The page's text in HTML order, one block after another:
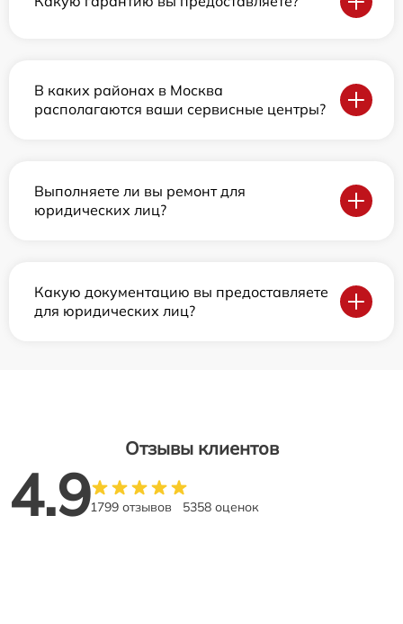
В каких районах в Москва
располагаются ваши сервисные центры?
Выполняете ли вы ремонт для
юридических лиц?
Какую документацию вы предоставляете
для юридических лиц?
Отзывы клиентов
4.91799 отзывов 5358 оценок